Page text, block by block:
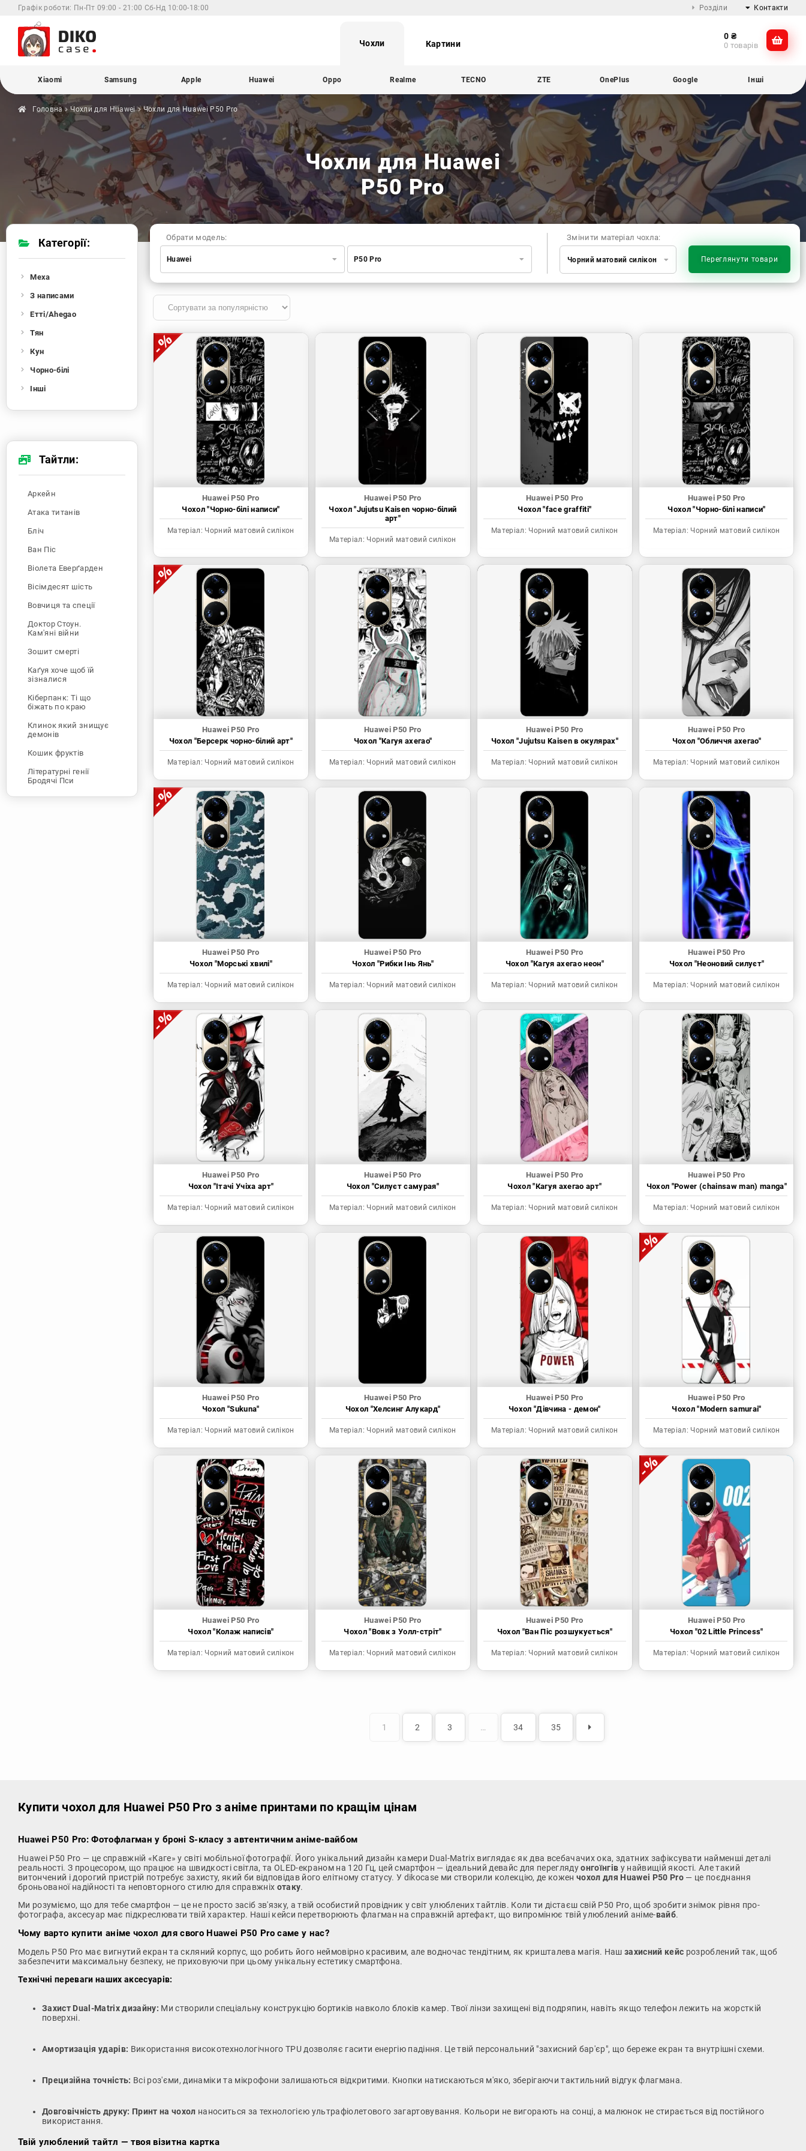
Графік роботи: Пн-Пт 09:00 - 21:00 Сб-Нд 10:00-18:00 Розділи Контакти
@dikocase
Чохли Картини
0 ₴
0 товарів
Xiaomi Samsung Apple Huawei Oppo Realme TECNO ZTE OnePlus Google Інші
Головна Чохли для Huawei Чохли для Huawei P50 Pro
Чохли для Huawei
P50 Pro
Змінити матеріал чохла:
Чорний матовий силікон Переглянути товари
Обрати модель:
Huawei
Samsung
Huawei
Realme
TECNO
OnePlus
Google
Infinix
Sony
Motorola
P50 Pro
Huawei P50 Pro
Чохол "Чорно-білі написи"
Матеріал: Чорний матовий силікон
Huawei P50 Pro
Чохол "Jujutsu Kaisen чорно-білий
арт"
Матеріал: Чорний матовий силікон
Huawei P50 Pro
Чохол "face graffiti"
Матеріал: Чорний матовий силікон
Huawei P50 Pro
Чохол "Чорно-білі написи"
Матеріал: Чорний матовий силікон
Huawei P50 Pro
Чохол "Берсерк чорно-білий арт"
Матеріал: Чорний матовий силікон
Huawei P50 Pro
Чохол "Кагуя ахегао"
Матеріал: Чорний матовий силікон
Huawei P50 Pro
Чохол "Jujutsu Kaisen в окулярах"
Матеріал: Чорний матовий силікон
Huawei P50 Pro
Чохол "Обличчя ахегао"
Матеріал: Чорний матовий силікон
Huawei P50 Pro
Чохол "Морські хвилі"
Матеріал: Чорний матовий силікон
Huawei P50 Pro
Чохол "Рибки Інь Янь"
Матеріал: Чорний матовий силікон
Huawei P50 Pro
Чохол "Кагуя ахегао неон"
Матеріал: Чорний матовий силікон
Huawei P50 Pro
Чохол "Неоновий силуєт"
Матеріал: Чорний матовий силікон
Huawei P50 Pro
Чохол "Ітачі Учіха арт"
Матеріал: Чорний матовий силікон
Huawei P50 Pro
Чохол "Силуєт самурая"
Матеріал: Чорний матовий силікон
Huawei P50 Pro
Чохол "Кагуя ахегао арт"
Матеріал: Чорний матовий силікон
Huawei P50 Pro
Чохол "Power (chainsaw man) manga"
Матеріал: Чорний матовий силікон
Huawei P50 Pro
Чохол "Sukuna"
Матеріал: Чорний матовий силікон
Huawei P50 Pro
Чохол "Хелсинг Алукард"
Матеріал: Чорний матовий силікон
Huawei P50 Pro
Чохол "Дівчина - демон"
Матеріал: Чорний матовий силікон
Huawei P50 Pro
Чохол "Modern samurai"
Матеріал: Чорний матовий силікон
Huawei P50 Pro
Чохол "Колаж написів"
Матеріал: Чорний матовий силікон
Huawei P50 Pro
Чохол "Вовк з Уолл-стріт"
Матеріал: Чорний матовий силікон
Huawei P50 Pro
Чохол "Ван Піс розшукується"
Матеріал: Чорний матовий силікон
Huawei P50 Pro
Чохол "02 Little Princess"
Матеріал: Чорний матовий силікон
1 2 3 … 34 35
Категорії:
Меха
З написами
Етті/Ahegao
Тян
Кун
Чорно-білі
Інші
Тайтли:
Аркейн
Атака титанів
Бліч
Ван Піс
Віолета Еверґарден
Вісімдесят шість
Вовчиця та спеції
Доктор Стоун.
Кам'яні війни
Зошит смерті
Каґуя хоче щоб їй
зізналися
Кіберпанк: Ті що
біжать по краю
Клинок який знищує
демонів
Кошик фруктів
Літературні генії
Бродячі Пси
Людина-бензопила
Купити чохол для Huawei P50 Pro з аніме принтами по кращім цінам
Huawei P50 Pro: Фотофлагман у броні S-класу з автентичним аніме-вайбом
Huawei P50 Pro — це справжній «Каге» у світі мобільної фотографії. Його унікальний дизайн камери Dual-Matrix виглядає як два всебачачих ока, здатних зафіксувати найменші деталі
реальності. З процесором, що працює на швидкості світла, та OLED-екраном на 120 Гц, цей смартфон — ідеальний девайс для переглядуонгоїнгів у найвищій якості. Але такий
витончений і дорогий пристрій потребує захисту, який би відповідав його елітному статусу. У dikocase ми створили колекцію, де кожен чохол для Huawei P50 Pro — це поєднання
броньованої надійності та неповторного стилю для справжніх отаку.
Ми розуміємо, що для тебе смартфон — це не просто засіб зв'язку, а твій особистий провідник у світ улюблених тайтлів. Коли ти дістаєш свій P50 Pro, щоб зробити знімок рівня про-
фотографа, аксесуар має підкреслювати твій характер. Наші кейси перетворюють флагман на справжній артефакт, що випромінює твій улюблений аніме-вайб.
Чому варто купити аніме чохол для свого Huawei P50 Pro саме у нас?
Модель P50 Pro має вигнутий екран та скляний корпус, що робить його неймовірно красивим, але водночас тендітним, як кришталева магія. Наш захисний кейс розроблений так, щоб
забезпечити максимальну безпеку, не приховуючи при цьому унікальну естетику смартфона.
Технічні переваги наших аксесуарів:
Захист Dual-Matrix дизайну: Ми створили спеціальну конструкцію бортиків навколо блоків камер. Твої лінзи захищені від подряпин, навіть якщо телефон лежить на жорсткій
поверхні.
Амортизація ударів: Використання високотехнологічного TPU дозволяє гасити енергію падіння. Це твій персональний "захисний бар'єр", що береже екран та внутрішні схеми.
Прецизійна точність: Всі роз'єми, динаміки та мікрофони залишаються відкритими. Кнопки натискаються м'яко, зберігаючи тактильний відгук флагмана.
Довговічність друку: Принт на чохол наноситься за технологією ультрафіолетового загартовування. Кольори не вигорають на сонці, а малюнок не стирається від постійного
використання.
Твій улюблений тайтл — твоя візитна картка